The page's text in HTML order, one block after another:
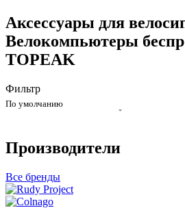
Аксессуары для
Велокомпьютеры
TOPEAK
Фильтр
По умолчанию
Производители
Все бренды